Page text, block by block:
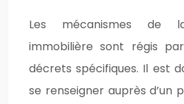
Les mécanismes de
immobilière sont régis
décrets spécifiques. Il est
se renseigner auprès d’un